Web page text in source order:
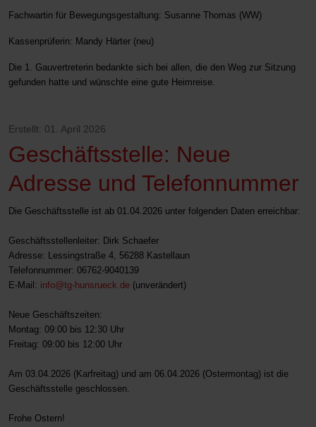
Fachwartin für Bewegungsgestaltung: Susanne Thomas (WW)
Kassenprüferin: Mandy Härter (neu)
Die 1. Gauvertreterin bedankte sich bei allen, die den Weg zur Sitzung
gefunden hatte und wünschte eine gute Heimreise.
Erstellt: 01. April 2026
Geschäftsstelle: Neue
Adresse und Telefonnummer
Die Geschäftsstelle ist ab 01.04.2026 unter folgenden Daten erreichbar:
Geschäftsstellenleiter: Dirk Schaefer
Adresse: Lessingstraße 4, 56288 Kastellaun
Telefonnummer: 06762-9040139
E-Mail: info@tg-hunsrueck.de (unverändert)
Neue Geschäftszeiten:
Montag: 09:00 bis 12:30 Uhr
Freitag: 09:00 bis 12:00 Uhr
Am 03.04.2026 (Karfreitag) und am 06.04.2026 (Ostermontag) ist die
Geschäftsstelle geschlossen.
Frohe Ostern!